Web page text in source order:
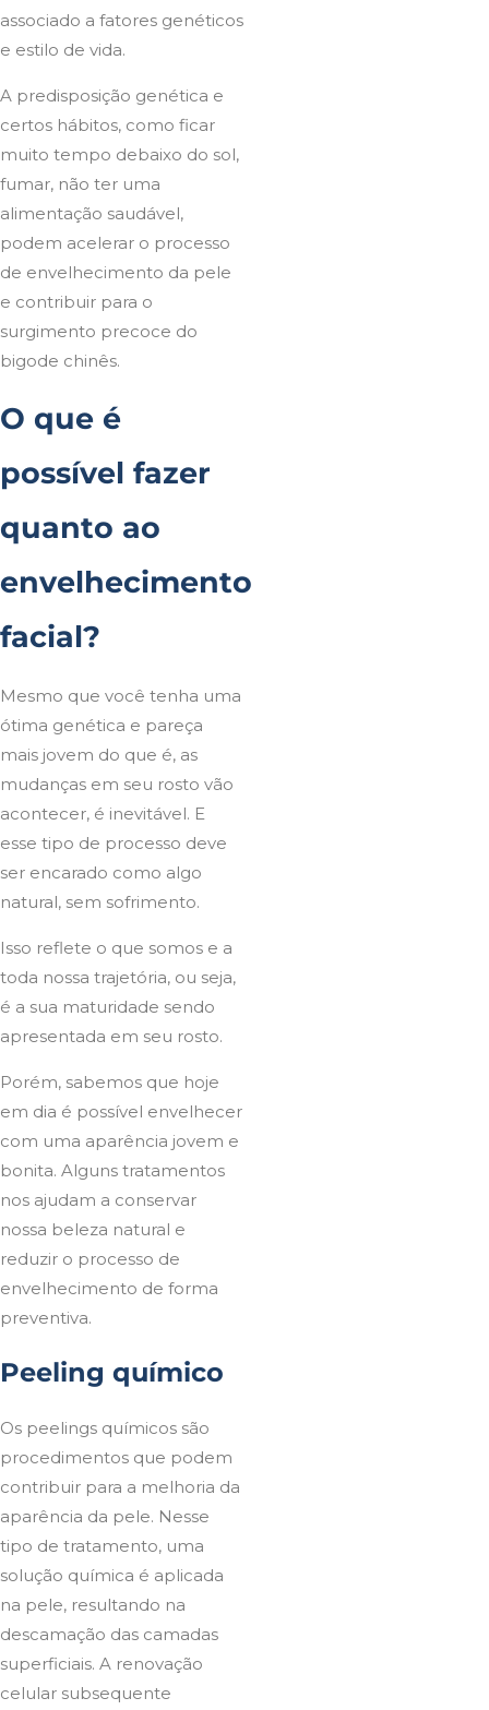
associado a fatores genéticos
e estilo de vida.
A predisposição genética e
certos hábitos, como ficar
muito tempo debaixo do sol,
fumar, não ter uma
alimentação saudável,
podem acelerar o processo
de envelhecimento da pele
e contribuir para o
surgimento precoce do
bigode chinês.
O que é
possível fazer
quanto ao
envelhecimento
facial?
Mesmo que você tenha uma
ótima genética e pareça
mais jovem do que é, as
mudanças em seu rosto vão
acontecer, é inevitável. E
esse tipo de processo deve
ser encarado como algo
natural, sem sofrimento.
Isso reflete o que somos e a
toda nossa trajetória, ou seja,
é a sua maturidade sendo
apresentada em seu rosto.
Porém, sabemos que hoje
em dia é possível envelhecer
com uma aparência jovem e
bonita. Alguns tratamentos
nos ajudam a conservar
nossa beleza natural e
reduzir o processo de
envelhecimento de forma
preventiva.
Peeling químico
Os peelings químicos são
procedimentos que podem
contribuir para a melhoria da
aparência da pele. Nesse
tipo de tratamento, uma
solução química é aplicada
na pele, resultando na
descamação das camadas
superficiais. A renovação
celular subsequente